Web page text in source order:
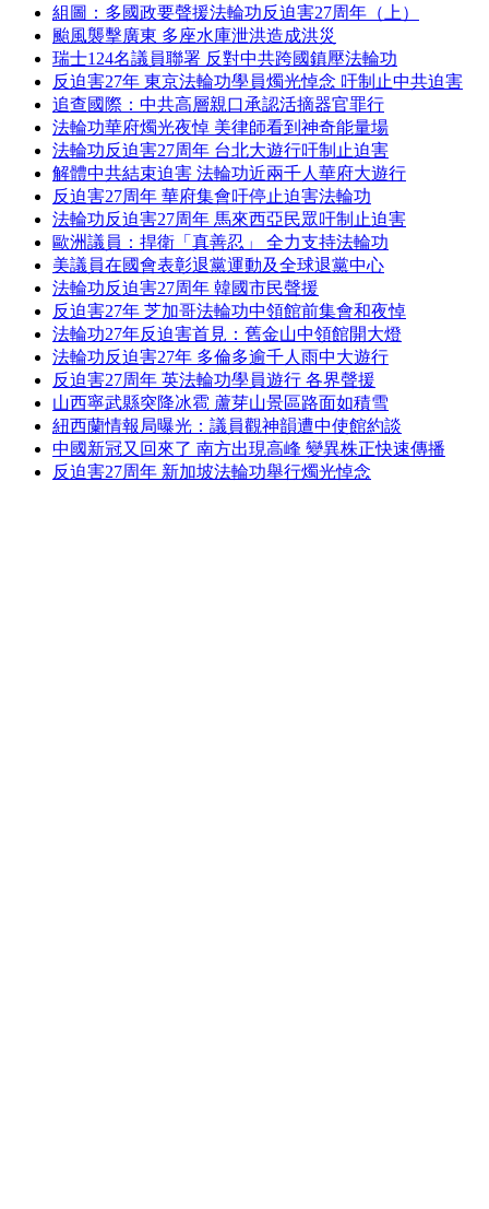
組圖：多國政要聲援法輪功反迫害27周年（上）
颱風襲擊廣東 多座水庫泄洪造成洪災
瑞士124名議員聯署 反對中共跨國鎮壓法輪功
反迫害27年 東京法輪功學員燭光悼念 吁制止中共迫害
追查國際：中共高層親口承認活摘器官罪行
法輪功華府燭光夜悼 美律師看到神奇能量場
法輪功反迫害27周年 台北大遊行吁制止迫害
解體中共結束迫害 法輪功近兩千人華府大遊行
反迫害27周年 華府集會吁停止迫害法輪功
法輪功反迫害27周年 馬來西亞民眾吁制止迫害
歐洲議員：捍衛「真善忍」 全力支持法輪功
美議員在國會表彰退黨運動及全球退黨中心
法輪功反迫害27周年 韓國市民聲援
反迫害27年 芝加哥法輪功中領館前集會和夜悼
法輪功27年反迫害首見：舊金山中領館開大燈
法輪功反迫害27年 多倫多逾千人雨中大遊行
反迫害27周年 英法輪功學員遊行 各界聲援
山西寧武縣突降冰雹 蘆芽山景區路面如積雪
紐西蘭情報局曝光：議員觀神韻遭中使館約談
中國新冠又回來了 南方出現高峰 變異株正快速傳播
反迫害27周年 新加坡法輪功舉行燭光悼念